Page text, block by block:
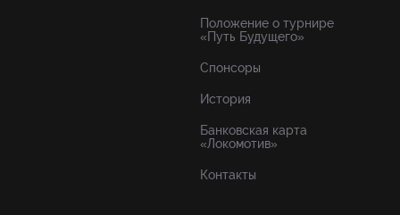
Положение о турнире
«Путь Будущего»
Спонсоры
История
Банковская карта
«Локомотив»
Контакты